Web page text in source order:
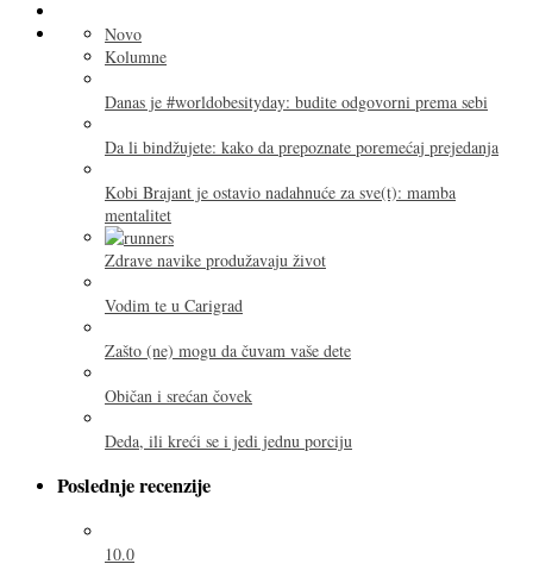
Novo
Kolumne
Danas je #worldobesityday: budite odgovorni prema sebi
Da li bindžujete: kako da prepoznate poremećaj prejedanja
Kobi Brajant je ostavio nadahnuće za sve(t): mamba
mentalitet
Zdrave navike produžavaju život
Vodim te u Carigrad
Zašto (ne) mogu da čuvam vaše dete
Običan i srećan čovek
Deda, ili kreći se i jedi jednu porciju
Poslednje recenzije
10.0